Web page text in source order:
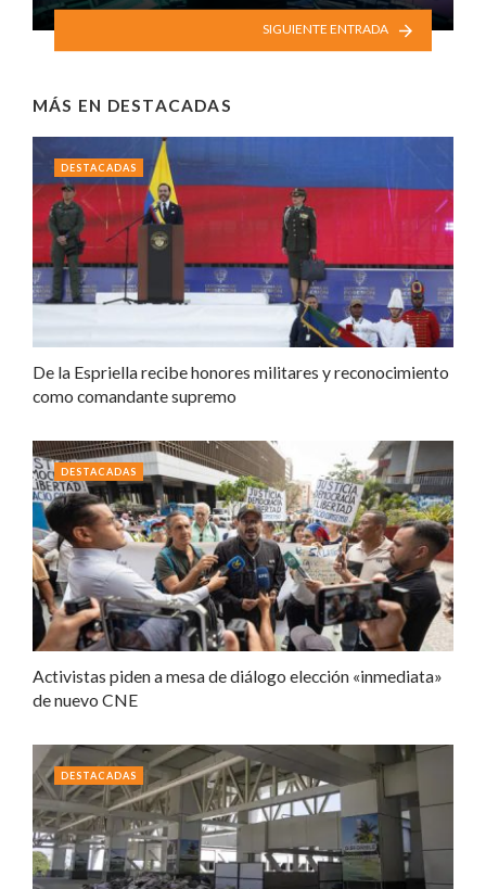
SIGUIENTE ENTRADA
MÁS EN DESTACADAS
De la Espriella recibe honores militares y reconocimiento
como comandante supremo
DESTACADAS
Activistas piden a mesa de diálogo elección «inmediata»
de nuevo CNE
DESTACADAS
DESTACADAS